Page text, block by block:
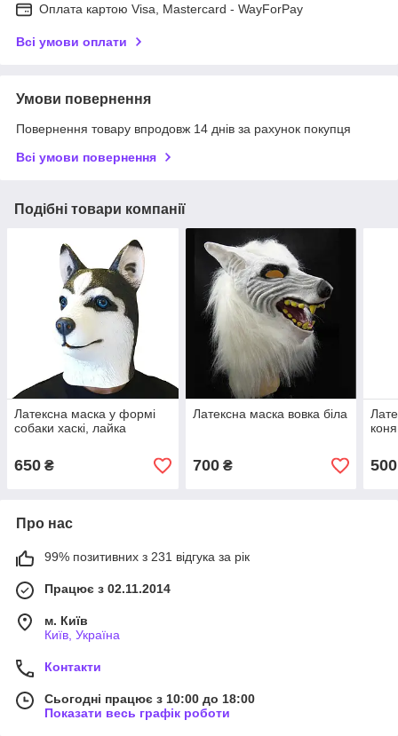
Оплата картою Visa, Mastercard - WayForPay
Всі умови оплати
Умови повернення
Повернення товару впродовж 14 днів за рахунок покупця
Всі умови повернення
Подібні товари компанії
Латексна маска у формі
собаки хаскі, лайка
650 ₴
Латексна маска вовка біла
700₴ 500
Про нас
99% позитивних з 231 відгука за рік
Працює з 02.11.2014
м. Київ
Київ, Україна
Контакти
Сьогодні працює з 10:00 до 18:00
Показати весь графік роботи